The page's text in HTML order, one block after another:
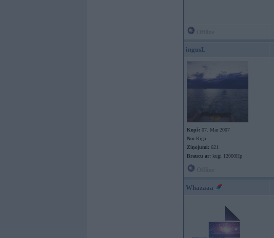
ingusL
Kopš: 07. Mar 2007
No: Rīga
Ziņojumi: 621
Braucu ar: kuģi 12000Hp
Whazaaa